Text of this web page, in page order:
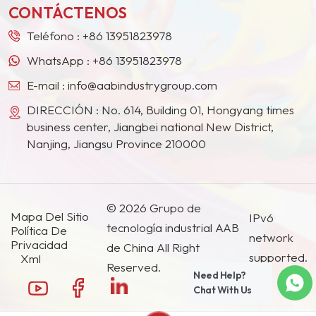
CONTÁCTENOS
Teléfono : +86 13951823978
WhatsApp : +86 13951823978
E-mail : info@aabindustrygroup.com
DIRECCIÓN : No. 614, Building 01, Hongyang times
business center, Jiangbei national New District,
Nanjing, Jiangsu Province 210000
Mapa Del Sitio
Política De
Privacidad
Xml
© 2026 Grupo de
tecnología industrial AAB
de China All Right
Reserved.
IPv6
network
supported.
Need Help?
Chat With Us